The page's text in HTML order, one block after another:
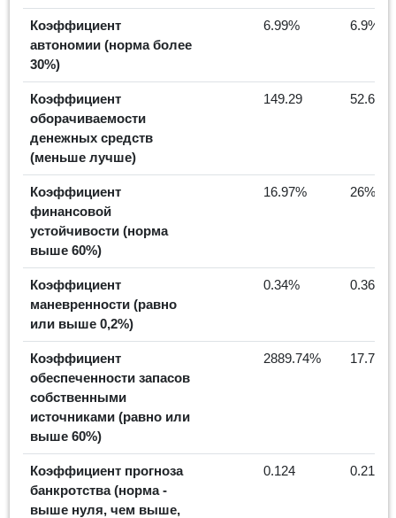
Коэффициент
автономии (норма более
30%)
6.99% 6.9%
Коэффициент
оборачиваемости
денежных средств
(меньше лучше)
149.29 52.61
Коэффициент
финансовой
устойчивости (норма
выше 60%)
16.97% 26%
Коэффициент
маневренности (равно
или выше 0,2%)
0.34% 0.36%
Коэффициент
обеспеченности запасов
собственными
источниками (равно или
выше 60%)
2889.74% 17.78%
Коэффициент прогноза
банкротства (норма -
выше нуля, чем выше,
0.124 0.216